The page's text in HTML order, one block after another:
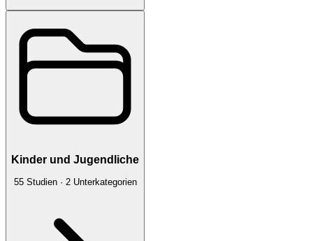
Kinder und Jugendliche
55 Studien· 2 Unterkategorien